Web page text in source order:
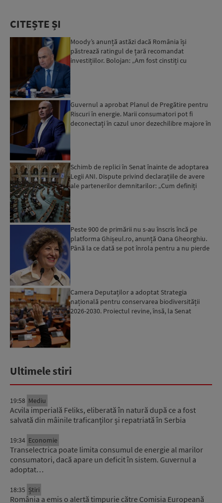
CITEȘTE ȘI
Moody’s anunță astăzi dacă România își
păstrează ratingul de țară recomandat
investițiilor. Bolojan: „Am fost cinstiți cu
Guvernul a aprobat Planul de Pregătire pentru
Riscuri în energie. Marii consumatori pot fi
deconectați în cazul unor dezechilibre majore în
Schimb de replici în Senat înainte de adoptarea
Legii ANI. Dispute privind declarațiile de avere
ale partenerilor demnitarilor: „Cum definiți
Peste 900 de primării nu s-au înscris încă pe
platforma Ghișeul.ro, anunță Oana Gheorghiu.
Până la ce dată se pot înrola pentru a nu pierde
Camera Deputaților a adoptat Strategia
națională pentru conservarea biodiversității
2026-2030. Proiectul revine, însă, la Senat
Ultimele stiri
19:58 Mediu
Acvila imperială Feliks, eliberată în natură după ce a fost
salvată din mâinile traficanților și repatriată în Serbia
19:34 Economie
Transelectrica poate limita consumul de energie al marilor
consumatori, dacă apare un deficit în sistem. Guvernul a
adoptat…
18:35 Știri
România a emis o alertă timpurie către Comisia Europeană